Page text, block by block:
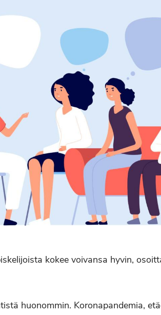
kokee voivansa hyvin,
huonommin. Koronapandemia,